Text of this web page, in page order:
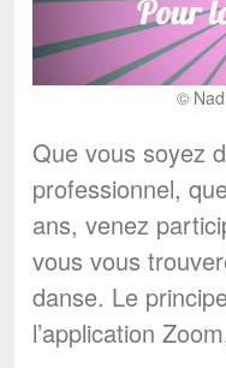
©
Que vous soyez
professionnel,
ans, venez
vous vous
danse. Le
l’application